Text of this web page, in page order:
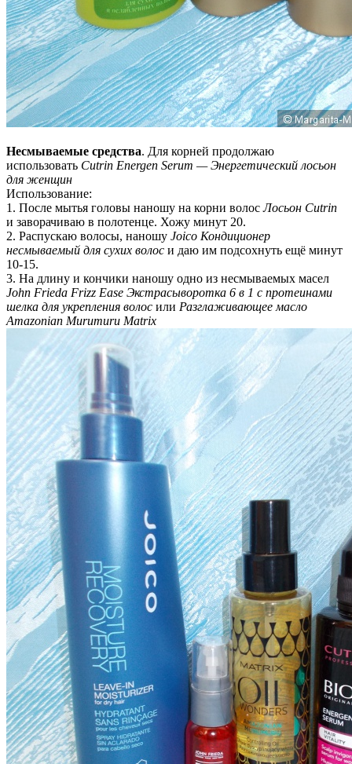
Несмываемые средства. Для корней продолжаю
использовать Cutrin Energen Serum — Энергетический лосьон
для женщин
Использование:
1. После мытья головы наношу на корни волосЛосьон Cutrin
и заворачиваю в полотенце. Хожу минут 20.
2. Распускаю волосы, наношу Joico Кондиционер
несмываемый для сухих волос и даю им подсохнуть ещё минут
10-15.
3. На длину и кончики наношу одно из несмываемых масел
John Frieda Frizz Ease Экстраcыворотка 6 в 1 c протеинами
шелка для укрепления волос или Разглаживающее масло
Amazonian Murumuru Matrix